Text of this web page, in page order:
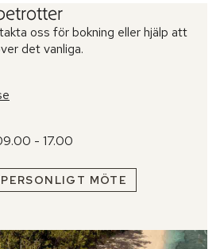
oss för bokning eller hjälp att
det vanliga.
- 17.00
MÖTE